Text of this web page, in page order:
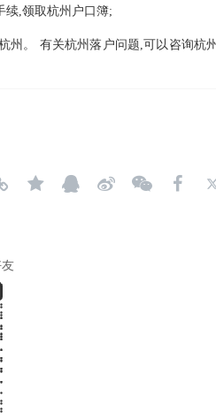
续,领取杭州户口簿;
州。 有关杭州落户问题,可以咨询杭